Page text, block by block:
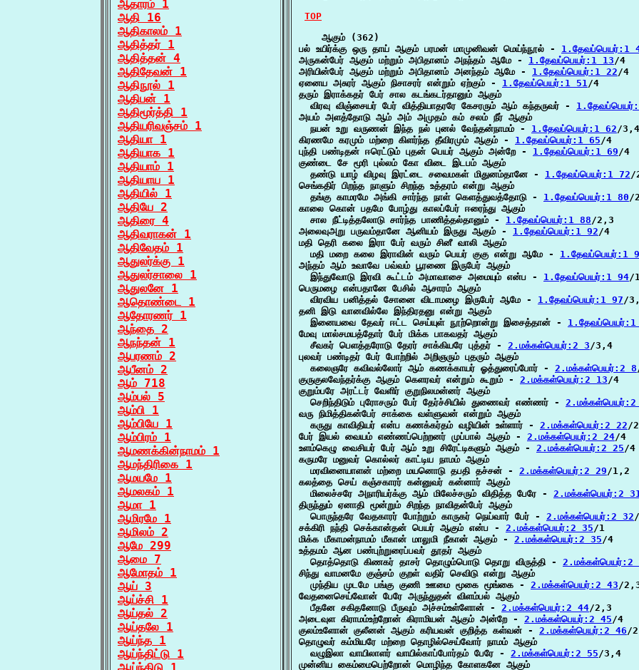
ஆதாரம் 1
ஆதி 16
ஆதிகாலம் 1
ஆதித்தர் 1
ஆதித்தன் 4
ஆதிதேவன் 1
ஆதிநூல் 1
ஆதிபன் 1
ஆதிமூர்த்தி 1
ஆதியரிவஞ்சம் 1
ஆதியா 1
ஆதியாக 1
ஆதியாம் 1
ஆதியாய 1
ஆதியில் 1
ஆதியே 2
ஆதிரை 4
ஆதிவராகன் 1
ஆதிவேதம் 1
ஆதுலர்க்கு 1
ஆதுலர்சாலை 1
ஆதுலனே 1
ஆதொண்டை 1
ஆதோரணர் 1
ஆந்தை 2
ஆநந்தன் 1
ஆபரணம் 2
ஆபீனம் 2
ஆம் 718
ஆம்பல் 5
ஆம்பி 1
ஆம்பியே 1
ஆம்பிரம் 1
ஆமணக்கின்நாமம் 1
ஆமந்திரிகை 1
ஆமயமே 1
ஆமலகம் 1
ஆமா 1
ஆமிரமே 1
ஆமிலம் 2
ஆமே 299
ஆமை 7
ஆமோதம் 1
ஆய் 3
ஆய்ச்சி 1
ஆய்தல் 2
ஆய்தலே 1
ஆய்ந்த 1
ஆய்ந்திட்டு 1
TOP
    ஆகும் (362)
பல் உயிர்க்கு ஒரு தாய் ஆகும் பரமன் மாமுனிவன் மெய்ந்நூல் - 1.தேவப்பெயர்:1
அருகன்பேர் ஆகும் மற்றும் அபிதானம் அநந்தம் ஆமே - 1.தேவப்பெயர்:1 13/4
அரியின்பேர் ஆகும் மற்றும் அபிதானம் அனந்தம் ஆமே - 1.தேவப்பெயர்:1 22/4
ஏனைய அசுரர் ஆகும் நிசாசரர் என்றும் ஏற்கும் - 1.தேவப்பெயர்:1 51/4
தரும் இராக்கதர் பேர் சால கடங்கடர்தானும் ஆகும்
  விரவு விஞ்சையர் பேர் வித்தியாதரரே கேசரரும் ஆம் கந்தருவர் -
அயம் அளத்தோடு ஆம் அம் அமுதம் கம் சலம் நீர் ஆகும்
  நயன் உறு வருணன் இந்த நல் புனல் வேந்தன்நாமம் -
1.தேவப்பெயர்:1 62/3,4
கிரணமே கரமும் மற்றை கிளர்ந்த தீவிரமும் ஆகும் - 1.தேவப்பெயர்:1 65/4
புந்தி பண்டிதன் ஈரெட்டும் புதன் பெயர் ஆகும் அன்றே - 1.தேவப்பெயர்:1 69/4
குண்டை சே மூரி புல்லம் கோ விடை இடபம் ஆகும்
  தண்டு யாழ் விழவு இரட்டை சவைமகள் மிதுனம்தானே -
1.தேவப்பெயர்:1 72/
செங்கதிர் பிறந்த நாளும் சிறந்த உத்தரம் என்று ஆகும்
  தங்கு காமரமே அங்கி சார்ந்த நாள் கெளத்துவத்தோடு -
1.தேவப்பெயர்:1 80/
காலை கொன் பதமே போழ்து காலப்பேர் ஈரைந்து ஆகும்
  சால நீட்டித்தலோடு சார்ந்த பாணித்தல்தானும் -
1.தேவப்பெயர்:1 88/2,3
அலைவுஅறு பருவம்தானே ஆனியம் இருது ஆகும் - 1.தேவப்பெயர்:1 92/4
மதி தெரி கலை இரா பேர் வரும் சினீ வாலி ஆகும்
  மதி மறை கலை இராவின் வரும் பெயர் குகு என்று ஆமே -
1.தேவப்பெயர்:1
அந்தம் ஆம் உவாவே பவ்வம் பூரணை இருபேர் ஆகும்
  இந்துவோடு இரவி கூட்டம் அமாவாசை அமையும் என்ப -
1.தேவப்பெயர்:1 94/
பெருமழை என்பதானே பேசில் ஆசாரம் ஆகும்
  விரவிய பனித்தல் சோனை விடாமழை இருபேர் ஆமே -
1.தேவப்பெயர்:1 97/
தனி இடு வானவில்லே இந்திரதனு என்று ஆகும்
  இனையவை தேவர் ஈட்ட செய்யுள் நூற்றொன்று இசைத்தான் -
மேவு மால்சமயத்தோர் பேர் மிக்க பாகவதர் ஆகும்
  சீவகர் பெளத்தரோடு தேரர் சாக்கியரே புத்தர் -
2.மக்கள்பெயர்:2 3/3,4
புலவர் பண்டிதர் பேர் போற்றில் அறிஞரும் புதரும் ஆகும்
  கலைஞரே கவிவல்லோர் ஆம் கணக்காயர் ஓத்துரைப்போர் -
2.மக்கள்பெயர்:2 8
குருகுலவேந்தர்க்கு ஆகும் கெளரவர் என்றும் கூறும் - 2.மக்கள்பெயர்:2 13/4
குறும்பரே அரட்டர் வேளிர் குறுநிலமன்னர் ஆகும்
  செறிந்திடும் புரோசரும் பேர் தேர்ச்சியில் துணைவர் எண்ணர் -
2.மக்கள்பெயர்:2
வரு நிமித்திகன்பேர் சாக்கை வள்ளுவன் என்றும் ஆகும்
  கருது காவிதியர் என்ப கணக்கர்தம் வழியின் உள்ளார் -
2.மக்கள்பெயர்:2 22/
பேர் இயல் வையம் எண்ணப்பெற்றனர் முப்பால் ஆகும் - 2.மக்கள்பெயர்:2 24/4
உளம்கெழு வைசியர் பேர் ஆம் உறு சிரேட்டிகளும் ஆகும் - 2.மக்கள்பெயர்:2 25/4
கருமரே மனுவர் கொல்லர் காட்டிய நாமம் ஆகும்
  மரவினையாளன் மற்றை மயனொடு தபதி தச்சன் -
2.மக்கள்பெயர்:2 29/1,2
கலத்தை செய் கஞ்சகாரர் கன்னுவர் கன்னார் ஆகும்
  மிலைச்சரே அநாரியர்க்கு ஆம் மிலேச்சரும் விதித்த பேரே -
2.மக்கள்பெயர்:2
திருந்தும் ஏனாதி மூன்றும் சிறந்த நாவிதன்பேர் ஆகும்
  பொருந்தரே வேதகாரர் போற்றும் காருகர் நெய்வார் பேர் -
2.மக்கள்பெயர்:2 32
சக்கிரி நந்தி செக்கான்தன் பெயர் ஆகும் என்ப - 2.மக்கள்பெயர்:2 35/1
மிக்க மீகாமன்நாமம் மீகான் மாலுமி நீகான் ஆகும் - 2.மக்கள்பெயர்:2 35/4
உத்தமம் ஆன பண்புற்றுரைப்பவர் தூதர் ஆகும்
  தொத்தொடு கிணகர் தாசர் தொழும்பொடு தொறு விருத்தி -
2.மக்கள்பெயர்:2
சிந்து வாமனமே குஞ்சம் குறள் வதிர் செவிடு என்று ஆகும்
  முந்திய முடமே பங்கு குணி ஊமை மூகை மூங்கை -
2.மக்கள்பெயர்:2 43/
வேதனைசெய்வோன் பேரே அருந்துதன் விளம்பல் ஆகும்
  பீதனே சகிதனோடு பீருவும் அச்சம்உள்ளோன் -
2.மக்கள்பெயர்:2 44/2,3
அடைவுள கிராமம்உற்றோன் கிராமியன் ஆகும் அன்றே - 2.மக்கள்பெயர்:2 45/4
குலம்உளோன் குலீனன் ஆகும் கரியவன் குறித்த கள்வன் - 2.மக்கள்பெயர்:2 46/2
தொழுவர் கம்மியரே மற்றை தொழில்செய்வோர் நாமம் ஆகும்
  வழுஇலா வாயிலாளர் வாயில்காப்போர்தம் பேரே -
2.மக்கள்பெயர்:2 55/3,4
முன்னிய கைம்மைபெற்றோன் மொழிந்த கோளகனே ஆகும்